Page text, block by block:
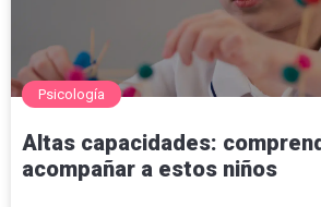
Psicología
Altas capacidades:
acompañar a estos niños